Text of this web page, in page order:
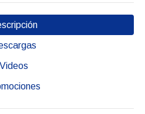
Videos